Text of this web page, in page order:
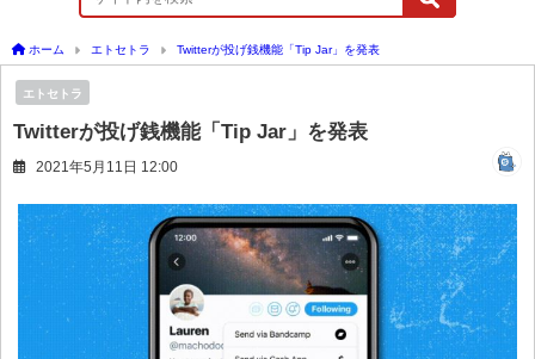
ホーム エトセトラ Twitterが投げ銭機能「Tip Jar」を発表
エトセトラ
Twitterが投げ銭機能「Tip Jar」を発表
2021年5月11日 12:00